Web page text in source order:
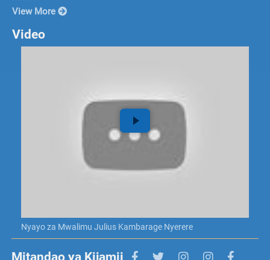
View More
Video
Nyayo za Mwalimu Julius Kambarage Nyerere